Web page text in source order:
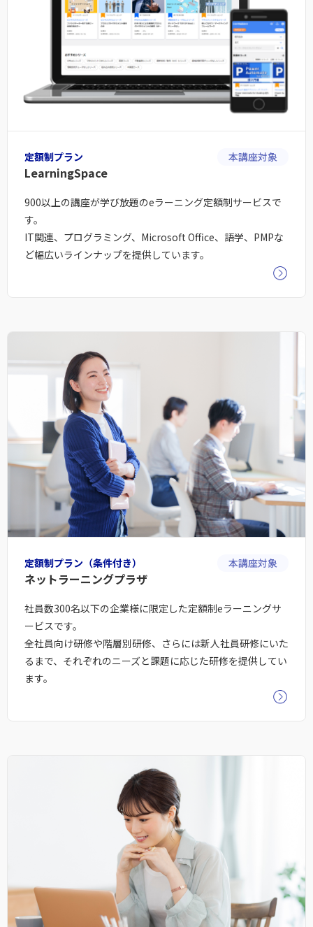
定額制プラン
LearningSpace
本講座対象
900以上の講座が学び放題のeラーニング定額制サービスで
す。
IT関連、プログラミング、Microsoft Office、語学、PMPな
ど幅広いラインナップを提供しています。
定額制プラン（条件付き）
ネットラーニングプラザ
本講座対象
社員数300名以下の企業様に限定した定額制eラーニングサ
ービスです。
全社員向け研修や階層別研修、さらには新人社員研修にいた
るまで、それぞれのニーズと課題に応じた研修を提供してい
ます。